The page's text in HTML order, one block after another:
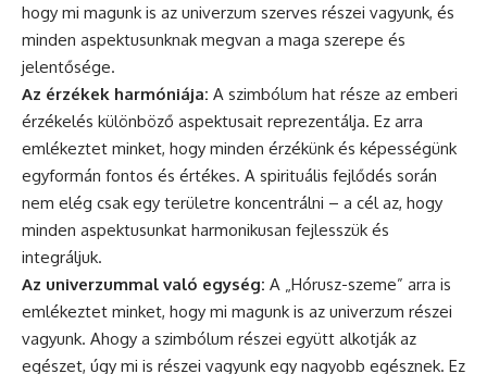
hogy mi magunk is az univerzum szerves részei vagyunk, és
minden aspektusunknak megvan a maga szerepe és
jelentősége.
Az érzékek harmóniája: A szimbólum hat része az emberi
érzékelés különböző aspektusait reprezentálja. Ez arra
emlékeztet minket, hogy minden érzékünk és képességünk
egyformán fontos és értékes. A spirituális fejlődés során
nem elég csak egy területre koncentrálni – a cél az, hogy
minden aspektusunkat harmonikusan fejlesszük és
integráljuk.
Az univerzummal való egység: A „Hórusz-szeme” arra is
emlékeztet minket, hogy mi magunk is az univerzum részei
vagyunk. Ahogy a szimbólum részei együtt alkotják az
egészet, úgy mi is részei vagyunk egy nagyobb egésznek. Ez